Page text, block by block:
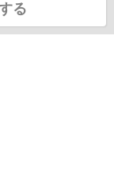
る